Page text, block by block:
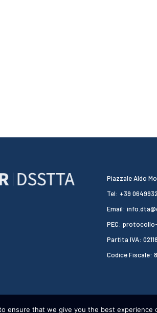
Piazzale Aldo
Tel: +39
Email:
PEC:
Partita IVA:
Codice Fiscale:
2024 - WEBDESIGN:HEAP DESIGN
ensure that we give you the best